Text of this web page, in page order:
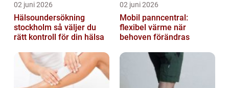
02 juni 2026
Hälsoundersökning
stockholm så väljer du
rätt kontroll för din hälsa
02 juni 2026
Mobil panncentral:
flexibel värme när
behoven förändras